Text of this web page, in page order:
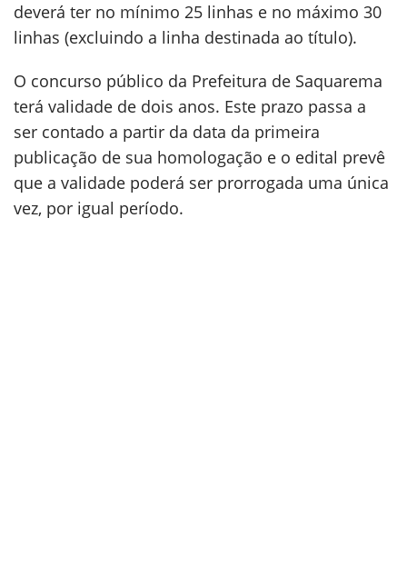
deverá ter no mínimo 25 linhas e no máximo 30
linhas (excluindo a linha destinada ao título).
O concurso público da Prefeitura de Saquarema
terá validade de dois anos. Este prazo passa a
ser contado a partir da data da primeira
publicação de sua homologação e o edital prevê
que a validade poderá ser prorrogada uma única
vez, por igual período.